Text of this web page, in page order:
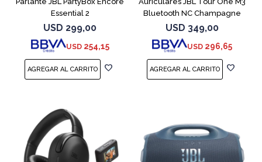
Essential 2
USD 299,00
USD 254,15
Bluetooth NC Champagne
USD 349,00
USD 296,65